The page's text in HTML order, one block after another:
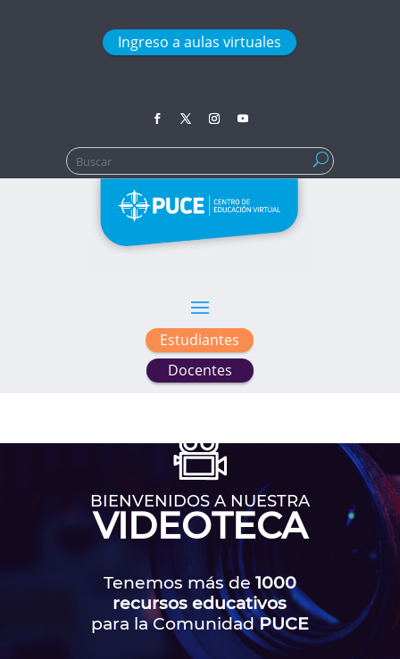
Ingreso a aulas virtuales
Buscar:
Estudiantes
Docentes
BIENVENIDOS A NUESTRA
VIDEOTECA
Tenemos más de 1000
recursos educativos
para la ComunidadPUCE